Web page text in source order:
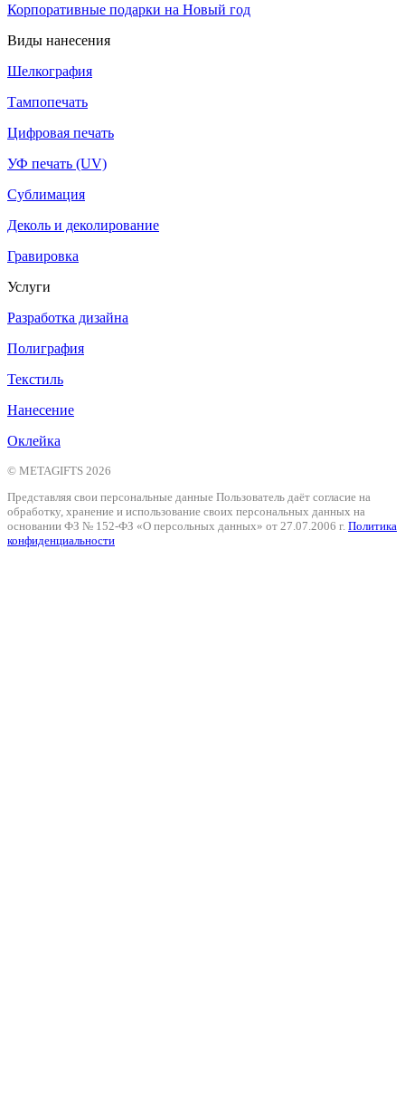
Корпоративные подарки на Новый год
Виды нанесения
Шелкография
Тампопечать
Цифровая печать
УФ печать (UV)
Сублимация
Деколь и деколирование
Гравировка
Услуги
Разработка дизайна
Полиграфия
Текстиль
Нанесение
Оклейка
© METAGIFTS 2026
Представляя свои персональные данные Пользователь даёт согласие на
обработку, хранение и использование своих персональных данных на
основании ФЗ № 152-ФЗ «О персольных данных» от 27.07.2006 г. Политика
конфиденциальности